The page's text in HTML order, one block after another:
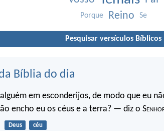
Porque Reino Se
Pesquisar versículos Bíblicos
Bíblia do dia
em esconderijos, de modo que eu
encho eu os céus e a terra? — diz o S
Deus céu